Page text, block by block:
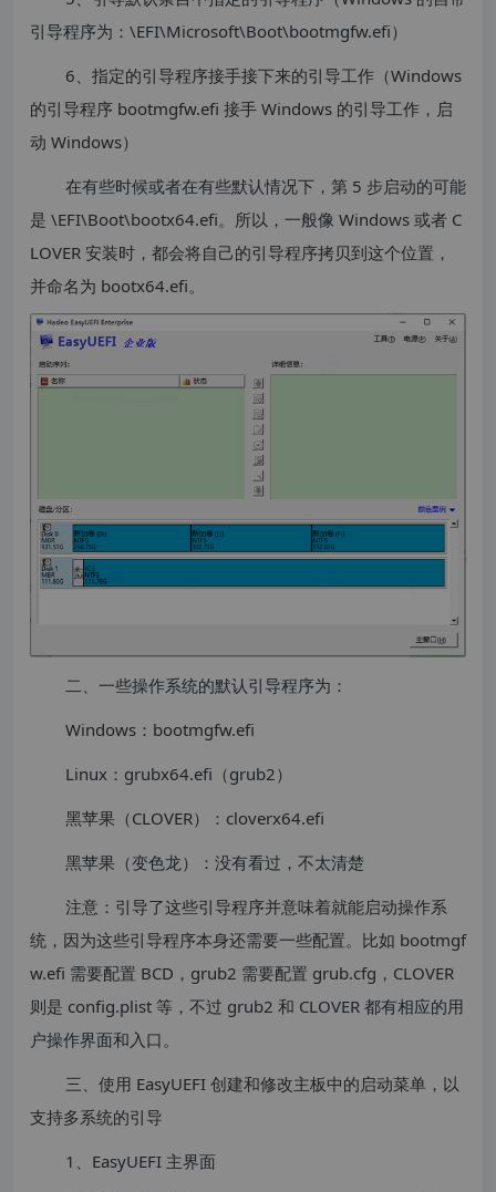
引导程序为：\EFI\Microsoft\Boot\bootmgfw.efi）
6、指定的引导程序接手接下来的引导工作（Windows
的引导程序 bootmgfw.efi 接手 Windows 的引导工作，启
动 Windows）
在有些时候或者在有些默认情况下，第 5 步启动的可能
是 \EFI\Boot\bootx64.efi。所以，一般像 Windows 或者 C
LOVER 安装时，都会将自己的引导程序拷贝到这个位置，
并命名为 bootx64.efi。
二、一些操作系统的默认引导程序为：
Windows：bootmgfw.efi
Linux：grubx64.efi（grub2）
黑苹果（CLOVER）：cloverx64.efi
黑苹果（变色龙）：没有看过，不太清楚
注意：引导了这些引导程序并意味着就能启动操作系
统，因为这些引导程序本身还需要一些配置。比如 bootmgf
w.efi 需要配置 BCD，grub2 需要配置 grub.cfg，CLOVER
则是 config.plist 等，不过 grub2 和 CLOVER 都有相应的用
户操作界面和入口。
三、使用 EasyUEFI 创建和修改主板中的启动菜单，以
支持多系统的引导
1、EasyUEFI 主界面